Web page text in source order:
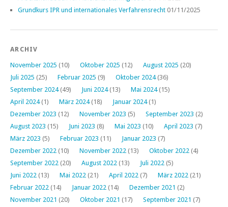
Grundkurs IPR und internationales Verfahrensrecht 01/11/2025
ARCHIV
November 2025 (10) Oktober 2025 (12) August 2025 (20)
Juli 2025 (25) Februar 2025 (9) Oktober 2024(36)
September 2024(49) Juni 2024(13) Mai 2024(15)
April 2024(1) März 2024(18) Januar 2024(1)
Dezember 2023 (12) November 2023 (5) September 2023 (2)
August 2023 (15) Juni 2023 (8) Mai 2023 (10) April 2023 (7)
März 2023 (5) Februar 2023 (11) Januar 2023 (7)
Dezember 2022 (10) November 2022 (13) Oktober 2022 (4)
September 2022 (20) August 2022 (13) Juli 2022 (5)
Juni 2022 (13) Mai 2022 (21) April 2022 (7) März 2022 (21)
Februar 2022 (14) Januar 2022 (14) Dezember 2021 (2)
November 2021 (20) Oktober 2021 (17) September 2021 (7)